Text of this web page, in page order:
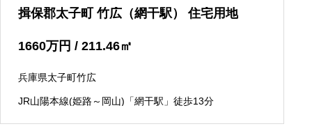
揖保郡太子町 竹広（網干駅） 住宅用地
1660万円 / 211.46㎡
兵庫県太子町竹広
JR山陽本線(姫路～岡山)「網干駅」徒歩13分